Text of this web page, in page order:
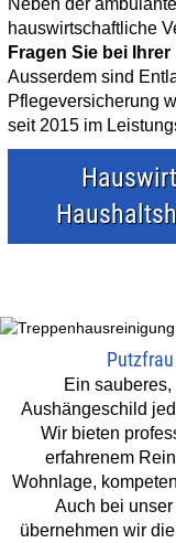
Neben der
hauswirtschaftliche
Fragen Sie bei
Ausserdem sind
Pflegeversicherung
seit 2015 im
Ein
Aushängeschild
Wir bieten
erfahrenem
Wohnlage,
Auch bei
übernehmen wir